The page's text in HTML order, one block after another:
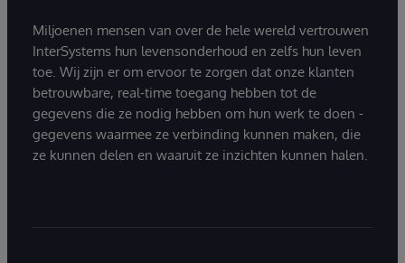
Miljoenen mensen van over de hele wereld vertrouwen
InterSystems hun levensonderhoud en zelfs hun leven
toe. Wij zijn er om ervoor te zorgen dat onze klanten
betrouwbare, real-time toegang hebben tot de
gegevens die ze nodig hebben om hun werk te doen -
gegevens waarmee ze verbinding kunnen maken, die
ze kunnen delen en waaruit ze inzichten kunnen halen.